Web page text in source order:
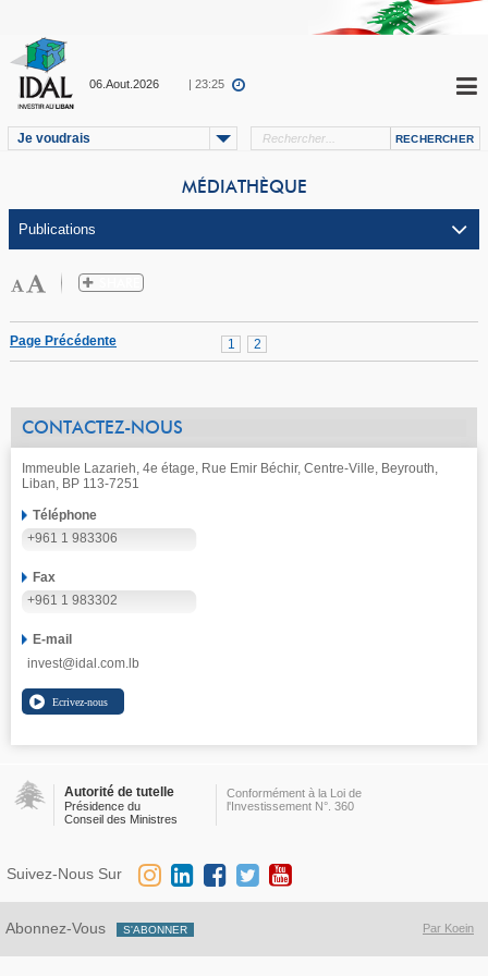
06.Aout.2026 | 23:25
Je voudrais
MÉDIATHÈQUE
1 2
Page Précédente
CONTACTEZ-NOUS
Immeuble Lazarieh, 4e étage, Rue Emir Béchir, Centre-Ville, Beyrouth,
Liban, BP 113-7251
Téléphone
+961 1 983306
Fax
+961 1 983302
E-mail
invest@idal.com.lb
Autorité de tutelle
Présidence du
Conseil des Ministres
Conformément à la Loi de
l'Investissement N°. 360
Par Koein
Abonnez-Vous
Suivez-Nous Sur